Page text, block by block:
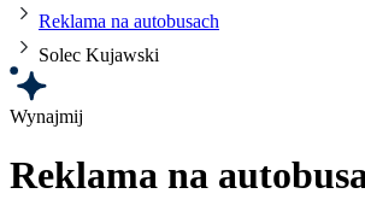
Reklama na autobusach
Solec Kujawski
Wynajmij
Reklama na